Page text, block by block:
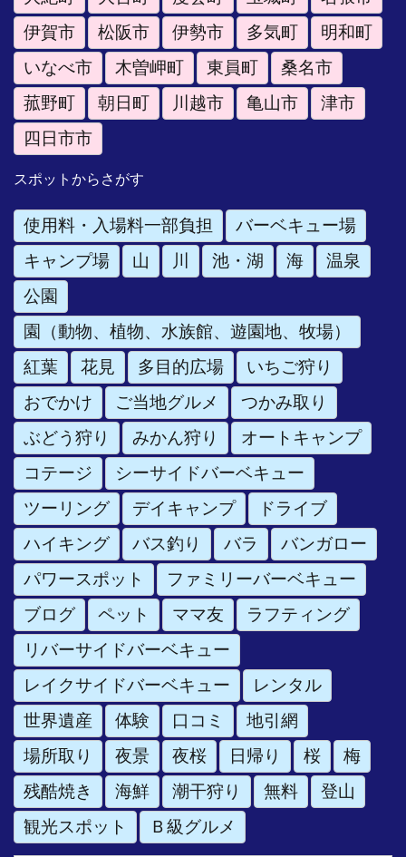
伊賀市
松阪市 伊勢市 多気町
明和町
いなべ市
木曽岬町 東員町
桑名市
菰野町
朝日町 川越市 亀山市
津市
四日市市
スポットからさがす
使用料・入場料一部負担
バーベキュー場
キャンプ場
山 川 池・湖 海
温泉
公園
園（動物、植物、水族館、遊園地、牧場）
紅葉
花見 多目的広場
いちご狩り
おでかけ
ご当地グルメ
つかみ取り
ぶどう狩り
みかん狩り
オートキャンプ
コテージ
シーサイドバーベキュー
ツーリング
デイキャンプ
ドライブ
ハイキング
バス釣り バラ
バンガロー
パワースポット
ファミリーバーベキュー
ブログ
ペット ママ友
ラフティング
リバーサイドバーベキュー
レイクサイドバーベキュー
レンタル
世界遺産
体験 口コミ
地引網
場所取り
夜景 夜桜 日帰り 桜
梅
残酷焼き
海鮮 潮干狩り 無料
登山
観光スポット
Ｂ級グルメ